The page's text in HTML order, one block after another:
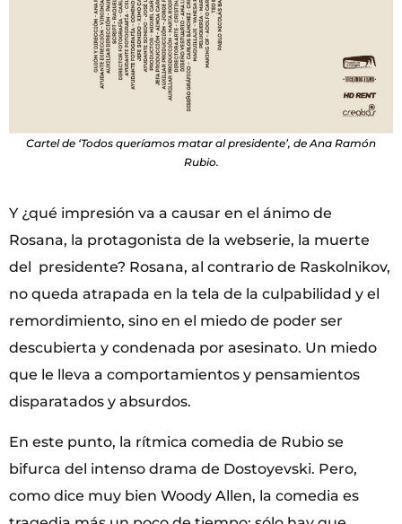
Cartel de ‘Todos queríamos matar al presidente’, de Ana Ramón
Rubio.
Y ¿qué impresión va a causar en el ánimo de
Rosana, la protagonista de la webserie, la muerte
del presidente? Rosana, al contrario de Raskolnikov,
no queda atrapada en la tela de la culpabilidad y el
remordimiento, sino en el miedo de poder ser
descubierta y condenada por asesinato. Un miedo
que le lleva a comportamientos y pensamientos
disparatados y absurdos.
En este punto, la rítmica comedia de Rubio se
bifurca del intenso drama de Dostoyevski. Pero,
como dice muy bien Woody Allen, la comedia es